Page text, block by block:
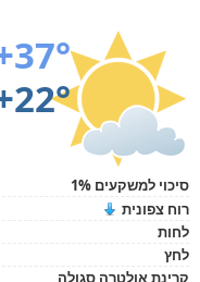
סיכוי למשקעים 1%
רוח צפונית
לחות
לחץ
קרינת אולטרה סגולה